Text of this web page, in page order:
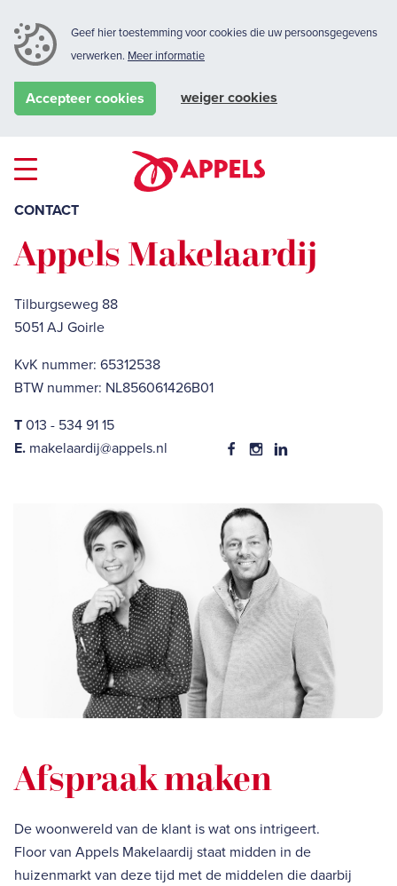
Geef hier toestemming voor cookies die uw persoonsgegevens
verwerken. Meer informatie
Accepteer cookies weiger cookies
CONTACT
Appels Makelaardij
Tilburgseweg 88
5051 AJ Goirle
KvK nummer: 65312538
BTW nummer: NL856061426B01
T 013 - 534 91 15
E. makelaardij@appels.nl
Afspraak maken
De woonwereld van de klant is wat ons intrigeert.
Floor van Appels Makelaardij staat midden in de
huizenmarkt van deze tijd met de middelen die daarbij